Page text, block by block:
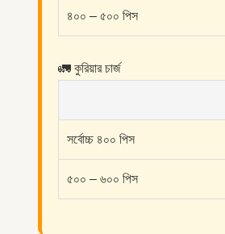
৪০০ – ৫০০ পিস
🚛 কুরিয়ার চার্জ
সর্বোচ্চ ৪০০ পিস
৫০০ – ৬০০ পিস